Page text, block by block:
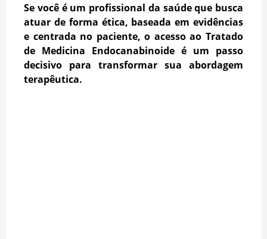
Se você é um profissional da saúde que busca
atuar de forma ética, baseada em evidências
e centrada no paciente, o acesso ao Tratado
de Medicina Endocanabinoide é um passo
decisivo para transformar sua abordagem
terapêutica.